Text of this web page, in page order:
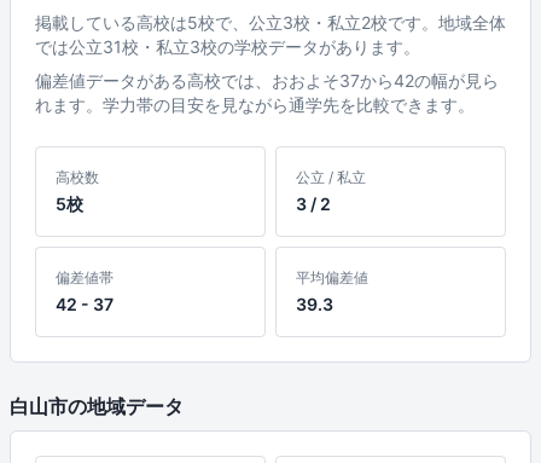
掲載している高校は5校で、公立3校・私立2校です。地域全体
では公立31校・私立3校の学校データがあります。
偏差値データがある高校では、おおよそ37から42の幅が見ら
れます。学力帯の目安を見ながら通学先を比較できます。
高校数
5校
公立 / 私立
3 / 2
偏差値帯
42 - 37
平均偏差値
39.3
白山市の地域データ